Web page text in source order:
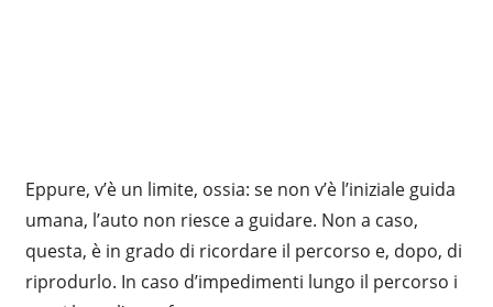
Eppure, v’è un limite, ossia: se non v’è l’iniziale guida
umana, l’auto non riesce a guidare. Non a caso,
questa, è in grado di ricordare il percorso e, dopo, di
riprodurlo. In caso d’impedimenti lungo il percorso i